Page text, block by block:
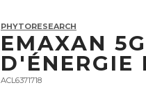
PHYTORESEARCH
EMAXAN
D'ÉNERGIE
ACL6371718